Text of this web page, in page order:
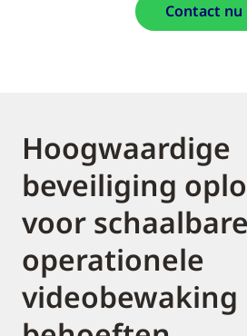
Contact nu
Hoogwaardige
beveiliging
voor schaalbare
operationele
videobewaking